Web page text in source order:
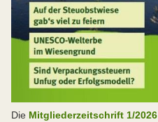
Die Mitgliederzeitschrift 1/2026